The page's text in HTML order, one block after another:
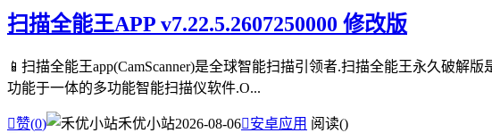
扫描全能王APP v7.22.5.2607250000 修改版
📱扫描全能王app(CamScanner)是全球智能扫描引领者.扫描全能王永久破解
功能于一体的多功能智能扫描仪软件.O...
赞(0) 禾优小站2026-08-06安卓应用 阅读()